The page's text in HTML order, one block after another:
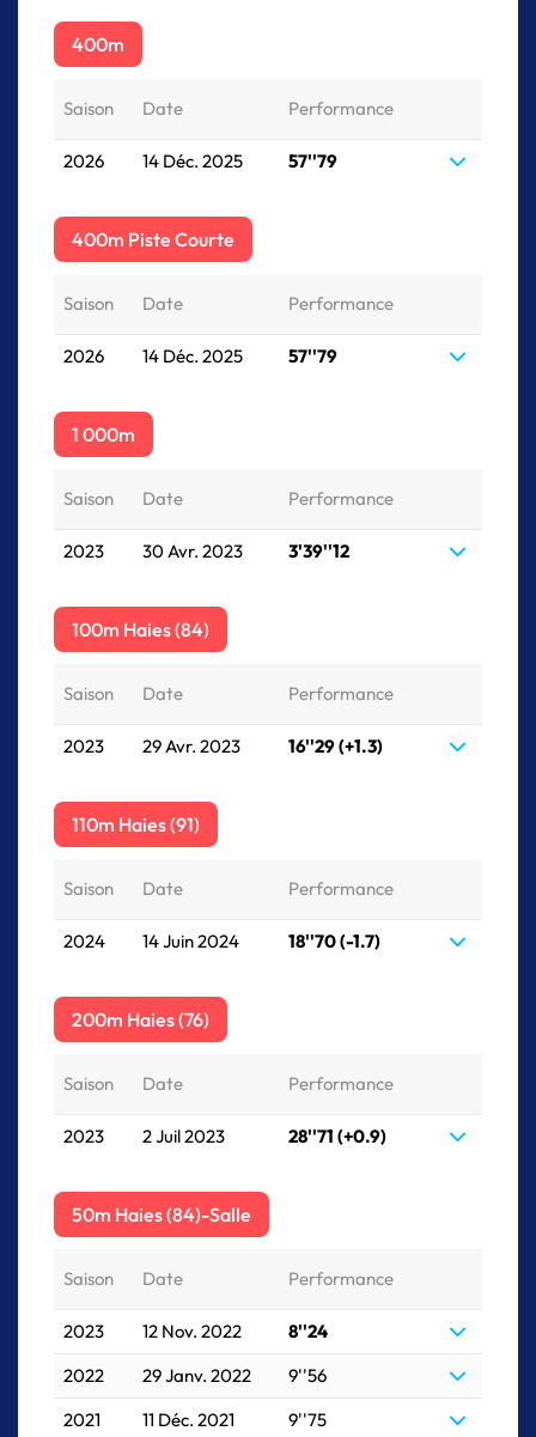
400m
Saison Date Performance
2026 14 Déc. 2025 57''79
400m Piste Courte
Saison Date Performance
2026 14 Déc. 2025 57''79
1 000m
Saison Date Performance
2023 30 Avr. 2023 3'39''12
100m Haies (84)
Saison Date Performance
2023 29 Avr. 2023 16''29 (+1.3)
110m Haies (91)
Saison Date Performance
2024 14 Juin 2024 18''70 (-1.7)
200m Haies (76)
Saison Date Performance
2023 2 Juil 2023 28''71 (+0.9)
50m Haies (84)-Salle
Saison Date Performance
2023 12 Nov. 2022
8''24
2022
29 Janv. 2022
9''56
2021
11 Déc. 2021 9''75